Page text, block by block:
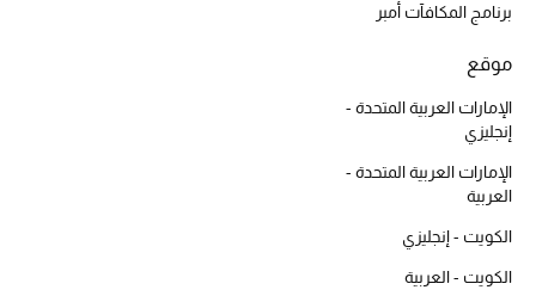
بطاقة الهدايا الإلكترونية
هدايا حسب المرسل إليه
هدايا حسب المناسبة
هدايا حسب الفئة
النساء
برنامج المكافآت أمبر
موقع
الإمارات العربية المتحدة -
إنجليزي
الإمارات العربية المتحدة -
العربية
الكويت - إنجليزي
الكويت - العربية